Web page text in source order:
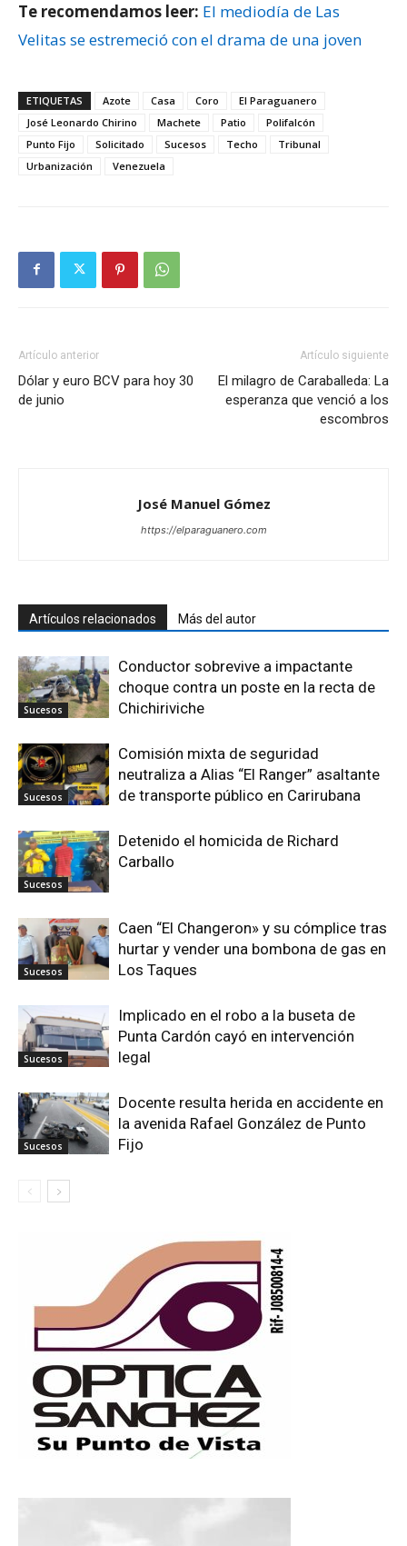
Te recomendamos leer: El mediodía de Las
Velitas se estremeció con el drama de una joven
ETIQUETAS Azote Casa Coro
El Paraguanero
José Leonardo Chirino
Machete Patio
Polifalcón
Punto Fijo
Solicitado Sucesos Techo
Tribunal
Urbanización
Venezuela
Artículo anterior
Dólar y euro BCV para hoy 30
de junio
Artículo siguiente
El milagro de Caraballeda: La
esperanza que venció a los
escombros
José Manuel Gómez
https://elparaguanero.com
Artículos relacionados Más del autor
Sucesos
Conductor sobrevive a impactante
choque contra un poste en la recta de
Chichiriviche
Sucesos
Comisión mixta de seguridad
neutraliza a Alias “El Ranger” asaltante
de transporte público en Carirubana
Sucesos
Detenido el homicida de Richard
Carballo
Sucesos
Caen “El Changeron» y su cómplice tras
hurtar y vender una bombona de gas en
Los Taques
Sucesos
Implicado en el robo a la buseta de
Punta Cardón cayó en intervención
legal
Sucesos
Docente resulta herida en accidente en
la avenida Rafael González de Punto
Fijo